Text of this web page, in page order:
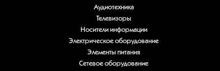
Аудиотехника
Телевизоры
Носители информации
Электрическое оборудование
Элементы питания
Сетевое оборудование